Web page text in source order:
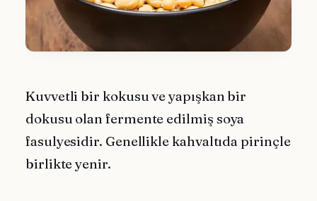
Kuvvetli bir kokusu ve yapışkan bir
dokusu olan fermente edilmiş soya
fasulyesidir. Genellikle kahvaltıda pirinçle
birlikte yenir.